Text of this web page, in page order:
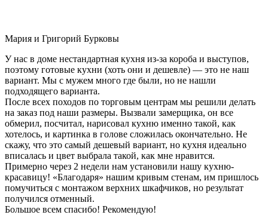
Мария и Григорий Бурковы
У нас в доме нестандартная кухня из-за короба и выступов,
поэтому готовые кухни (хоть они и дешевле) — это не наш
вариант. Мы с мужем много где были, но не нашли
подходящего варианта.
После всех походов по торговым центрам мы решили делать
на заказ под наши размеры. Вызвали замерщика, он все
обмерил, посчитал, нарисовал кухню именно такой, как
хотелось, и картинка в голове сложилась окончательно. Не
скажу, что это самый дешевый вариант, но кухня идеально
вписалась и цвет выбрала такой, как мне нравится.
Примерно через 2 недели нам установили нашу кухню-
красавицу! «Благодаря» нашим кривым стенам, им пришлось
помучиться с монтажом верхних шкафчиков, но результат
получился отменный.
Большое всем спасибо! Рекомендую!